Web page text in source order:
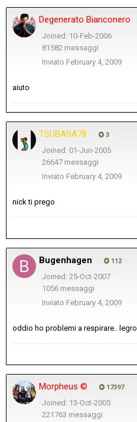
Degenerato Bianconero
Joined: 10-Feb-2006
81582 messaggi
Inviato February 4, 2009
aiuto
TSUBASA78 3
Joined: 01-Jun-2005
26647 messaggi
Inviato February 4, 2009
nick ti prego
Bugenhagen 112
Joined: 25-Oct-2007
1056 messaggi
Inviato February 4, 2009
oddio ho problemi a respirare.. legro
Morpheus © 17397
Joined: 13-Oct-2005
221763 messaggi